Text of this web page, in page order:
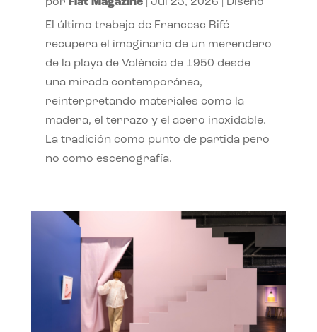
El último trabajo de Francesc Rifé
recupera el imaginario de un merendero
de la playa de València de 1950 desde
una mirada contemporánea,
reinterpretando materiales como la
madera, el terrazo y el acero inoxidable.
La tradición como punto de partida pero
no como escenografía.